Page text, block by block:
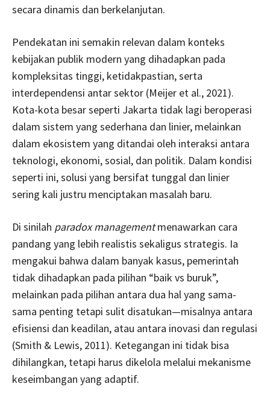
secara dinamis dan berkelanjutan.
Pendekatan ini semakin relevan dalam konteks
kebijakan publik modern yang dihadapkan pada
kompleksitas tinggi, ketidakpastian, serta
interdependensi antar sektor (Meijer et al., 2021).
Kota-kota besar seperti Jakarta tidak lagi beroperasi
dalam sistem yang sederhana dan linier, melainkan
dalam ekosistem yang ditandai oleh interaksi antara
teknologi, ekonomi, sosial, dan politik. Dalam kondisi
seperti ini, solusi yang bersifat tunggal dan linier
sering kali justru menciptakan masalah baru.
Di sinilah paradox managementmenawarkan cara
pandang yang lebih realistis sekaligus strategis. Ia
mengakui bahwa dalam banyak kasus, pemerintah
tidak dihadapkan pada pilihan “baik vs buruk”,
melainkan pada pilihan antara dua hal yang sama-
sama penting tetapi sulit disatukan—misalnya antara
efisiensi dan keadilan, atau antara inovasi dan regulasi
(Smith & Lewis, 2011). Ketegangan ini tidak bisa
dihilangkan, tetapi harus dikelola melalui mekanisme
keseimbangan yang adaptif.